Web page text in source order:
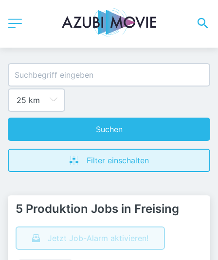
Suchen
Filter einschalten
5 Produktion Jobs in Freising
Jetzt Job-Alarm aktivieren!